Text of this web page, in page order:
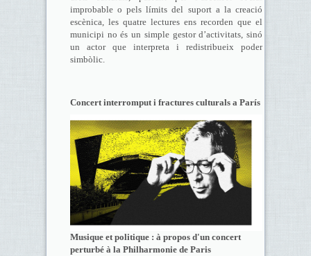
improbable o pels límits del suport a la creació
escènica, les quatre lectures ens recorden que el
municipi no és un simple gestor d’activitats, sinó
un actor que interpreta i redistribueix poder
simbòlic.
Concert interromput i fractures culturals a París
Musique et politique : à propos d'un concert
perturbé à la Philharmonie de Paris